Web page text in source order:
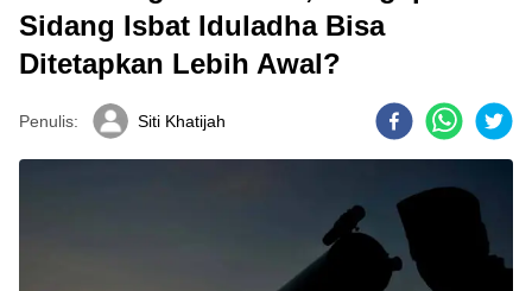
Sidang Isbat Iduladha Bisa
Ditetapkan Lebih Awal?
Penulis: Siti Khatijah